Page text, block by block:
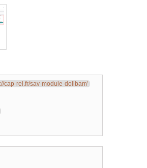
cap-rel.fr/sav-module-dolibarr/